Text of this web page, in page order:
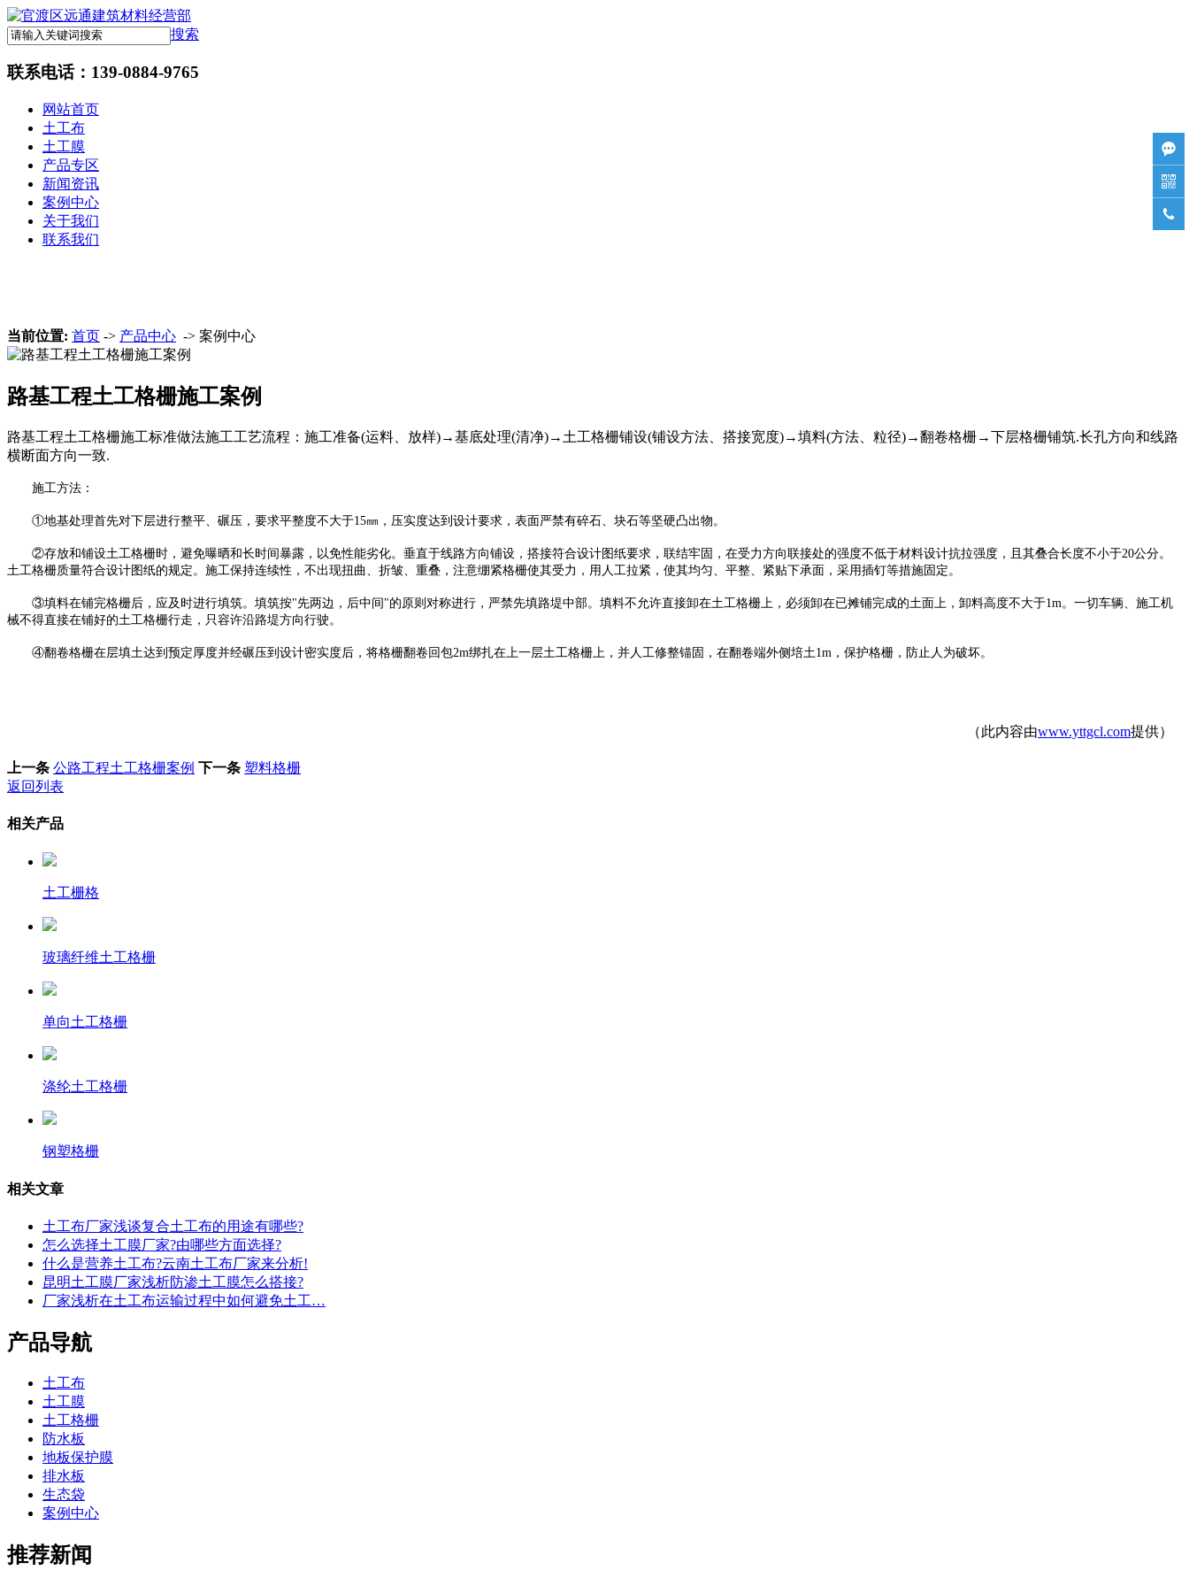
搜索
联系电话： 139-0884-9765
网站首页
土工布
土工膜
产品专区
新闻资讯
案例中心
关于我们
联系我们
当前位置: 首页 -> 产品中心 -> 案例中心
路基工程土工格栅施工案例
路基工程土工格栅施工标准做法施工工艺流程：施工准备(运料、放样)→基底处理(清净)→土工格栅铺设(铺设方法、搭接宽度)→填料(方法、粒径)→翻卷格栅→下层格栅铺筑.长孔方向和线路
横断面方向一致.
施工方法：
①地基处理首先对下层进行整平、碾压，要求平整度不大于15㎜，压实度达到设计要求，表面严禁有碎石、块石等坚硬凸出物。
②存放和铺设土工格栅时，避免曝晒和长时间暴露，以免性能劣化。垂直于线路方向铺设，搭接符合设计图纸要求，联结牢固，在受力方向联接处的强度不低于材料设计抗拉强度，且其叠合长度不小于20公分。
土工格栅质量符合设计图纸的规定。施工保持连续性，不出现扭曲、折皱、重叠，注意绷紧格栅使其受力，用人工拉紧，使其均匀、平整、紧贴下承面，采用插钉等措施固定。
③填料在铺完格栅后，应及时进行填筑。填筑按"先两边，后中间"的原则对称进行，严禁先填路堤中部。填料不允许直接卸在土工格栅上，必须卸在已摊铺完成的土面上，卸料高度不大于1m。一切车辆、施工机
械不得直接在铺好的土工格栅行走，只容许沿路堤方向行驶。
④翻卷格栅在层填土达到预定厚度并经碾压到设计密实度后，将格栅翻卷回包2m绑扎在上一层土工格栅上，并人工修整锚固，在翻卷端外侧培土1m，保护格栅，防止人为破坏。
（此内容由www.yttgcl.com提供）
上一条 公路工程土工格栅案例 下一条 塑料格栅
返回列表
相关产品
土工栅格
玻璃纤维土工格栅
单向土工格栅
涤纶土工格栅
钢塑格栅
相关文章
土工布厂家浅谈复合土工布的用途有哪些?
怎么选择土工膜厂家?由哪些方面选择?
什么是营养土工布?云南土工布厂家来分析!
昆明土工膜厂家浅析防渗土工膜怎么搭接?
厂家浅析在土工布运输过程中如何避免土工…
产品导航
土工布
土工膜
土工格栅
防水板
地板保护膜
排水板
生态袋
案例中心
推荐新闻


